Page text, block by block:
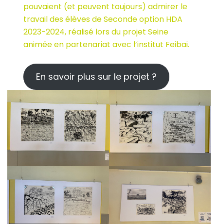
pouvaient (et peuvent toujours) admirer le
travail des élèves de Seconde option HDA
2023-2024, réalisé lors du projet Seine
animée en partenariat avec l’institut Feibai.
En savoir plus sur le projet ?